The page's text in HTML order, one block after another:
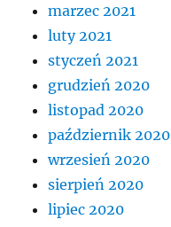
marzec 2021
luty 2021
styczeń 2021
grudzień 2020
listopad 2020
październik 2020
wrzesień 2020
sierpień 2020
lipiec 2020